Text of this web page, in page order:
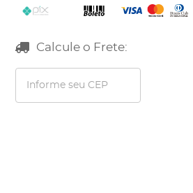
Calcule o Frete: